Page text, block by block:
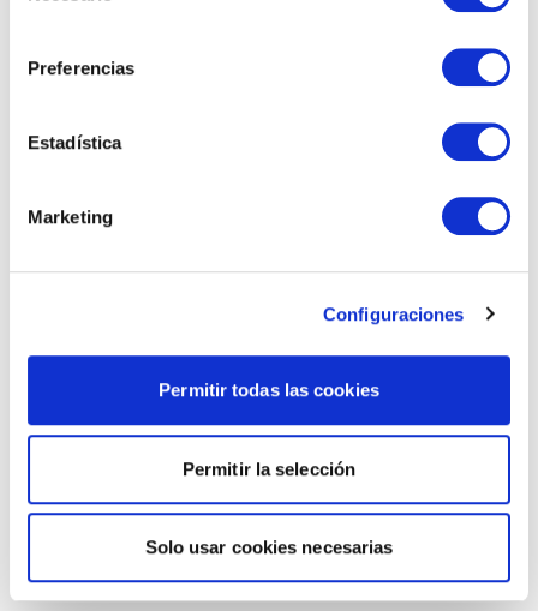
Preferencias
Estadística
Marketing
Configuraciones
Permitir todas las cookies
Permitir la selección
Solo usar cookies necesarias